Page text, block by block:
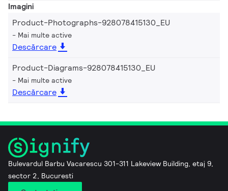
Imagini
Product-Photographs-928078415130_EU
Mai multe active
Descărcare
Product-Diagrams-928078415130_EU
Mai multe active
Descărcare
Bulevardul Barbu Vacarescu 301-311 Lakeview Building, etaj 9,
sector 2, Bucuresti